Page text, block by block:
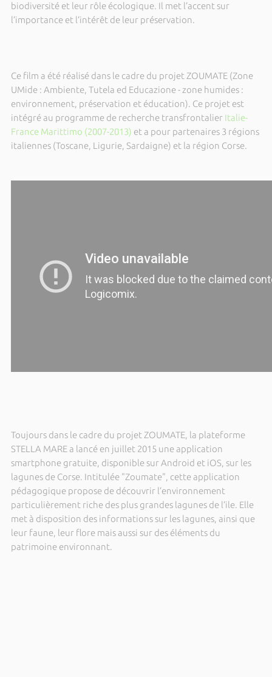
biodiversité et leur rôle écologique. Il met l’accent sur
l’importance et l’intérêt de leur préservation.
Ce film a été réalisé dans le cadre du projet ZOUMATE (Zone
UMide : Ambiente, Tutela ed Educazione - zone humides :
environnement, préservation et éducation). Ce projet est
intégré au programme de recherche transfrontalier Italie-
France Marittimo (2007-2013) et a pour partenaires 3 régions
italiennes (Toscane, Ligurie, Sardaigne) et la région Corse.
Toujours dans le cadre du projet ZOUMATE, la plateforme
STELLA MARE a lancé en juillet 2015 une application
smartphone gratuite, disponible sur Android et iOS, sur les
lagunes de Corse. Intitulée "Zoumate", cette application
pédagogique propose de découvrir l’environnement
particulièrement riche des plus grandes lagunes de l’ile. Elle
met à disposition des informations sur les lagunes, ainsi que
leur faune, leur flore mais aussi sur des éléments du
patrimoine environnant.